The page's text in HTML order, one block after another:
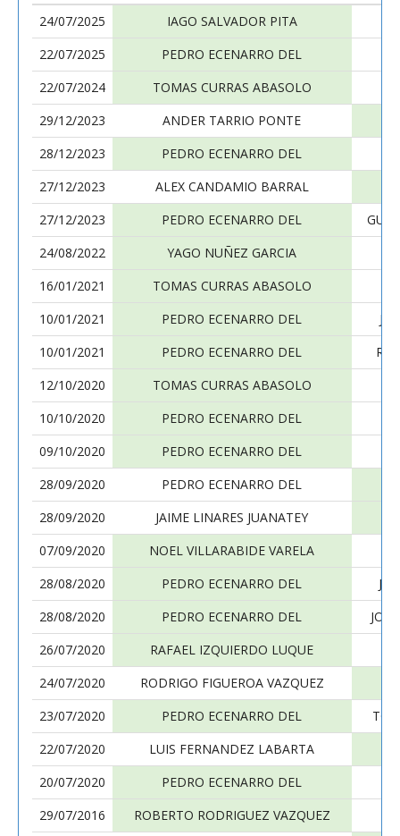
24/07/2025
IAGO SALVADOR PITA
22/07/2025
PEDRO ECENARRO DEL
22/07/2024
TOMAS CURRAS ABASOLO
29/12/2023
ANDER TARRIO PONTE
28/12/2023
PEDRO ECENARRO DEL
27/12/2023
ALEX CANDAMIO BARRAL
27/12/2023
PEDRO ECENARRO DEL
24/08/2022
YAGO NUÑEZ GARCIA
16/01/2021
TOMAS CURRAS ABASOLO
10/01/2021
PEDRO ECENARRO DEL
10/01/2021
PEDRO ECENARRO DEL
12/10/2020
TOMAS CURRAS ABASOLO
10/10/2020
PEDRO ECENARRO DEL
09/10/2020
PEDRO ECENARRO DEL
28/09/2020
PEDRO ECENARRO DEL
28/09/2020
JAIME LINARES JUANATEY
07/09/2020
NOEL VILLARABIDE VARELA
28/08/2020
PEDRO ECENARRO DEL
28/08/2020
PEDRO ECENARRO DEL
26/07/2020
RAFAEL IZQUIERDO LUQUE
24/07/2020
RODRIGO FIGUEROA VAZQUEZ
23/07/2020
PEDRO ECENARRO DEL
22/07/2020
LUIS FERNANDEZ LABARTA
20/07/2020
PEDRO ECENARRO DEL
29/07/2016
ROBERTO RODRIGUEZ VAZQUEZ